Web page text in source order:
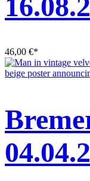
46,00 €*